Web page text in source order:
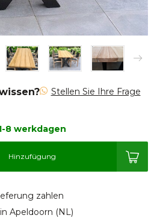
Stellen Sie Ihre Frage
8 werkdagen
Hinzufügung
zahlen
Apeldoorn (NL)